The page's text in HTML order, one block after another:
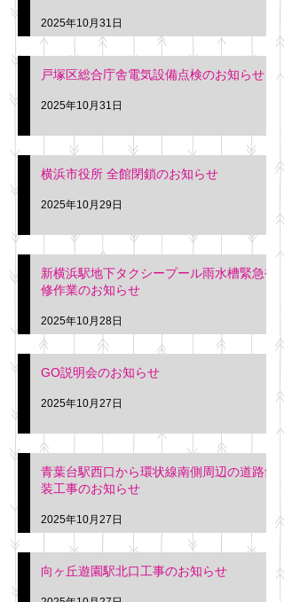
2025年10月31日
戸塚区総合庁舎電気設備点検のお知らせ
2025年10月31日
横浜市役所 全館閉鎖のお知らせ
2025年10月29日
新横浜駅地下タクシープール雨水槽緊急補
修作業のお知らせ
2025年10月28日
GO説明会のお知らせ
2025年10月27日
青葉台駅西口から環状線南側周辺の道路舗
装工事のお知らせ
2025年10月27日
向ヶ丘遊園駅北口工事のお知らせ